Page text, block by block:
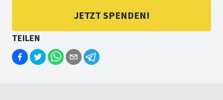
JETZT SPENDEN!
TEILEN